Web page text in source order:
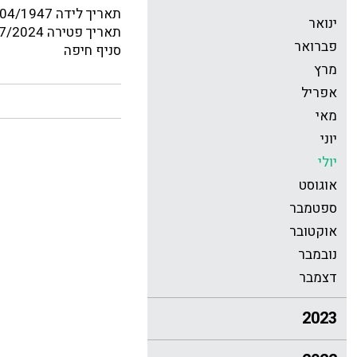
ינואר
פברואר
מרץ
אפריל
מאי
יוני
יולי
אוגוסט
ספטמבר
אוקטובר
נובמבר
דצמבר
2023
תאריך לידה 01/04/1947
תאריך פטירה 18/07/2024
סניף חיפה